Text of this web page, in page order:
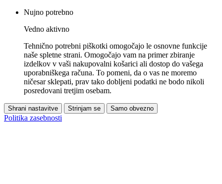
Nujno potrebno
Vedno aktivno
Tehnično potrebni piškotki omogočajo le osnovne funkcije
naše spletne strani. Omogočajo vam na primer zbiranje
izdelkov v vaši nakupovalni košarici ali dostop do vašega
uporabniškega računa. To pomeni, da o vas ne moremo
ničesar sklepati, prav tako dobljeni podatki ne bodo nikoli
posredovani tretjim osebam.
Shrani nastavitve Strinjam se Samo obvezno
Politika zasebnosti